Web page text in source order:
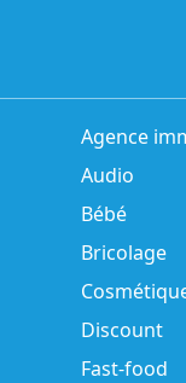
Agence
Audio
Bébé
Bricolage
Discount
Fast-food